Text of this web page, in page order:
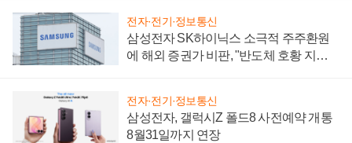
전자·전기·정보통신
삼성전자 SK하이닉스 소극적 주주환원
에 해외 증권가 비판, "반도체 호황 지속
전자·전기·정보통신
삼성전자, 갤럭시Z 폴드8 사전예약 개통
8월31일까지 연장